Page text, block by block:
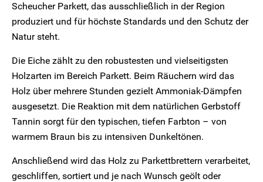
Scheucher Parkett, das ausschließlich in der Region
produziert und für höchste Standards und den Schutz der
Natur steht.
Die Eiche zählt zu den robustesten und vielseitigsten
Holzarten im Bereich Parkett. Beim Räuchern wird das
Holz über mehrere Stunden gezielt Ammoniak-Dämpfen
ausgesetzt. Die Reaktion mit dem natürlichen Gerbstoff
Tannin sorgt für den typischen, tiefen Farbton – von
warmem Braun bis zu intensiven Dunkeltönen.
Anschließend wird das Holz zu Parkettbrettern verarbeitet,
geschliffen, sortiert und je nach Wunsch geölt oder